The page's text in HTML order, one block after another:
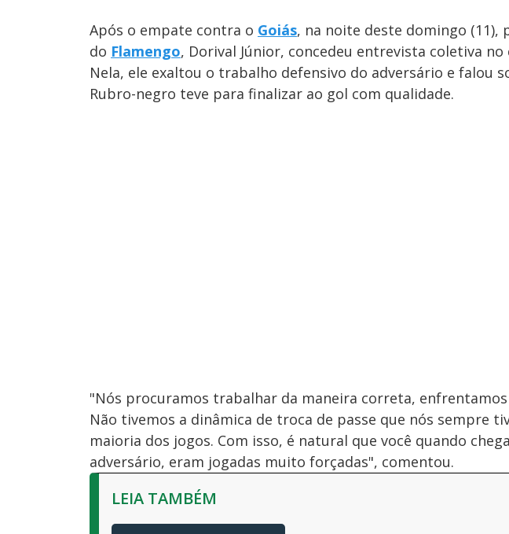
Após o empate contra o Goiás, na noite deste domingo (11),
do Flamengo, Dorival Júnior, concedeu entrevista coletiva no
Nela, ele exaltou o trabalho defensivo do adversário e falou
Rubro-negro teve para finalizar ao gol com qualidade.
"Nós procuramos trabalhar da maneira correta,
Não tivemos a dinâmica de troca de passe que nós sempre
maioria dos jogos. Com isso, é natural que você quando
adversário, eram jogadas muito forçadas", comentou.
LEIA TAMBÉM